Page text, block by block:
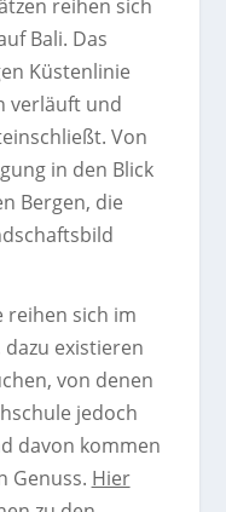
reihen sich
Bali. Das
Küstenlinie
verläuft und
Von
in den Blick
Bergen, die
reihen sich im
existieren
von denen
jedoch
davon kommen
Genuss. Hier